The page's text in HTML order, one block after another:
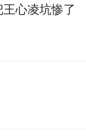
心凌坑惨了